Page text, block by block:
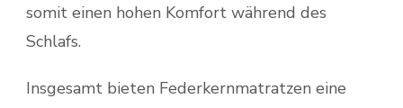
somit einen hohen Komfort während des
Schlafs.
Insgesamt bieten Federkernmatratzen eine